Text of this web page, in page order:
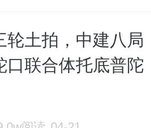
轮土拍，中建八局
口联合体托底普陀